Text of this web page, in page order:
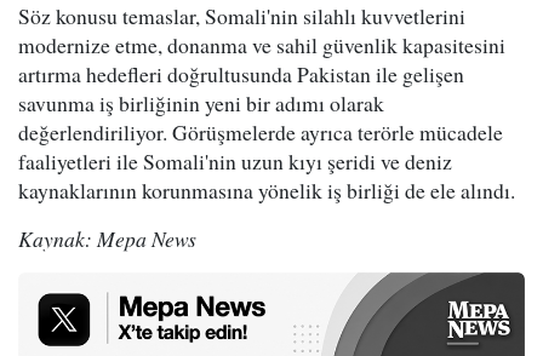
Söz konusu temaslar, Somali'nin silahlı kuvvetlerini
modernize etme, donanma ve sahil güvenlik kapasitesini
artırma hedefleri doğrultusunda Pakistan ile gelişen
savunma iş birliğinin yeni bir adımı olarak
değerlendiriliyor. Görüşmelerde ayrıca terörle mücadele
faaliyetleri ile Somali'nin uzun kıyı şeridi ve deniz
kaynaklarının korunmasına yönelik iş birliği de ele alındı.
Kaynak: Mepa News